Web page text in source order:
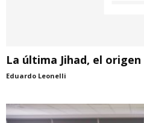
La última Jihad, el
Eduardo Leonelli